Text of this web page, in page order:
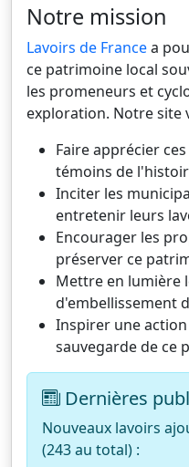
Notre mission
Lavoirs de Francea
ce patrimoine local
les promeneurs et
exploration. Notre site
Faire apprécier
témoins de
Inciter les
entretenir leurs
Encourager les
préserver ce
Mettre en lumière
d'embellissement
Inspirer une
sauvegarde de ce
Dernières
Nouveaux lavoirs
(243 au total) :